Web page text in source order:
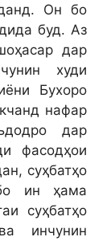
Он бо
буд. Аз
дар
худи
Бухоро
нафар
дар
фасодҳои
суҳбатҳо
ин ҳама
суҳбатҳо
инчунин